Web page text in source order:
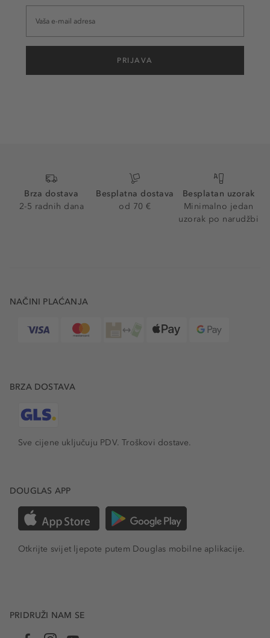
PRIJAVA
Brza dostava
2-5 radnih dana
Besplatna dostava
od 70 €
Besplatan uzorak
Minimalno jedan
uzorak po narudžbi
NAČINI PLAĆANJA
BRZA DOSTAVA
Sve cijene uključuju PDV.Troškovi dostave.
DOUGLAS APP
Otkrijte svijet ljepote putem Douglas mobilne aplikacije.
PRIDRUŽI NAM SE